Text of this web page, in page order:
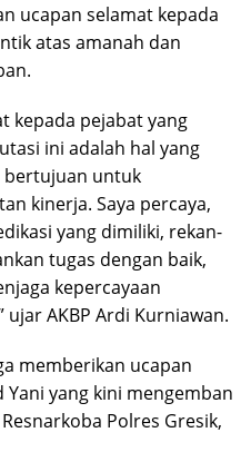
ucapan selamat kepada
atas amanah dan
kepada pejabat yang
ini adalah hal yang
bertujuan untuk
kinerja. Saya percaya,
yang dimiliki, rekan-
tugas dengan baik,
kepercayaan
AKBP Ardi Kurniawan.
memberikan ucapan
Yani yang kini mengemban
Polres Gresik,